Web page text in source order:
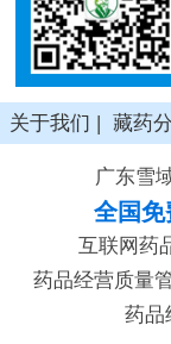
关于我们 | 藏药
广东雪
全国
互联网药
药品经营质量
药品